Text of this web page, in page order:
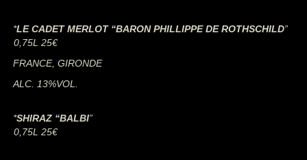
*LE CADET MERLOT “BARON PHILLIPPE DE ROTHSCHILD”
0,75L 25€
FRANCE, GIRONDE
ALC. 13%VOL.
*SHIRAZ “BALBI”
0,75L 25€